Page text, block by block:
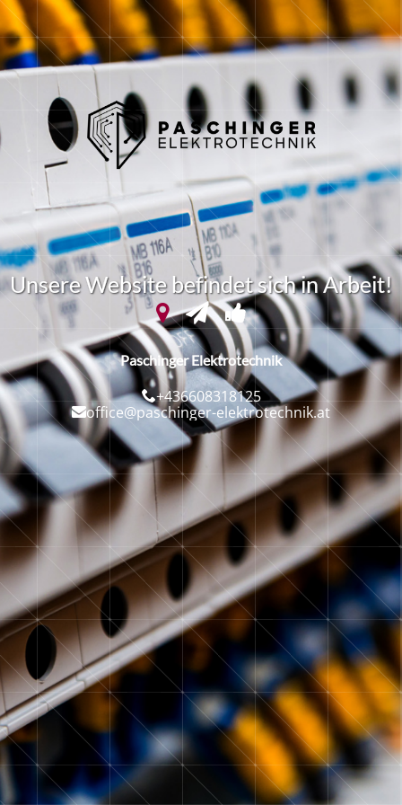
UnsereWebsite befindetsichinArbeit!
Paschinger Elektrotechnik
+436608318125
office@paschinger-elektrotechnik.at